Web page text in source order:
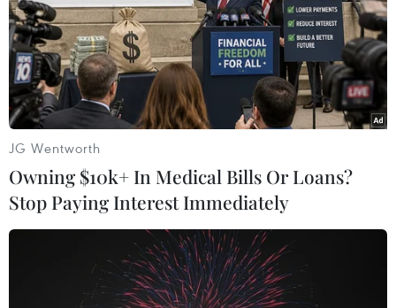
Skoda có kế hoạch tung mẫu xe SUV cho
năm 2016
23/12/2013 11:27
Thương hiệu xe hơi Skoda sẽ giới thiệu một mẫu xe SUV
cỡ lớn trong năm 2016, được phát triển dựa trên mẫu
VW CrossBlue, có chiều dài vào khoảng 4,6m.
JG Wentworth
Owning $10k+ In Medical Bills Or Loans?
Stop Paying Interest Immediately